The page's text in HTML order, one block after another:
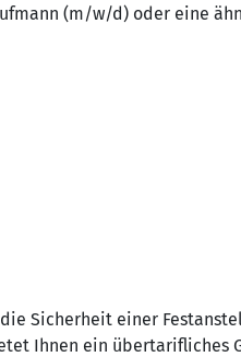
(m/w/d) oder eine
Sicherheit einer
Ihnen ein übertarifliches